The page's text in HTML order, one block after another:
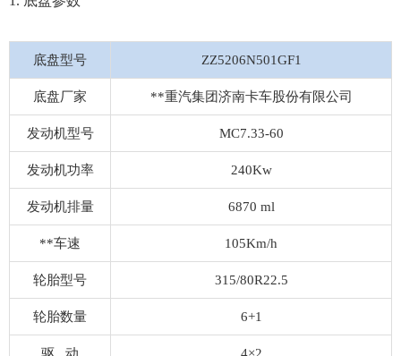
底盘型号 ZZ5206N501GF1
底盘厂家 **重汽集团济南卡车股份有限公司
发动机型号 MC7.33-60
发动机功率 240Kw
发动机排量 6870 ml
**车速 105Km/h
轮胎型号 315/80R22.5
轮胎数量 6+1
驱 动 4×2